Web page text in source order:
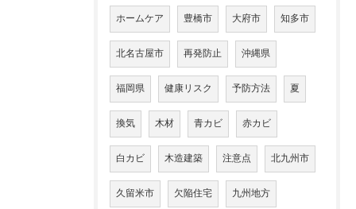
ホームケア 豊橋市 大府市 知多市
北名古屋市 再発防止 沖縄県
福岡県 健康リスク 予防方法 夏
換気 木材 青カビ 赤カビ
白カビ 木造建築 注意点 北九州市
久留米市 欠陥住宅 九州地方